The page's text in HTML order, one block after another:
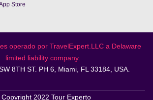
Store
operado por TravelExpert.LLC a Delaware
limited liability company.
8TH ST. PH 6, Miami, FL 33184, USA.
2022 Tour Experto